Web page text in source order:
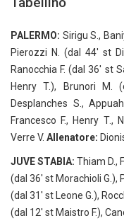
PALERMO: Sirigu S.,
Pierozzi N. (dal 44′ st
Ranocchia F. (dal 36′ st
Henry T.), Brunori M.
Desplanches S.,
Francesco F., Henry T.,
Verre V. Allenatore:
JUVE STABIA: Thiam D.,
(dal 36′ st Morachioli G.),
(dal 31′ st Leone G.),
(dal 12′ st Maistro F.),